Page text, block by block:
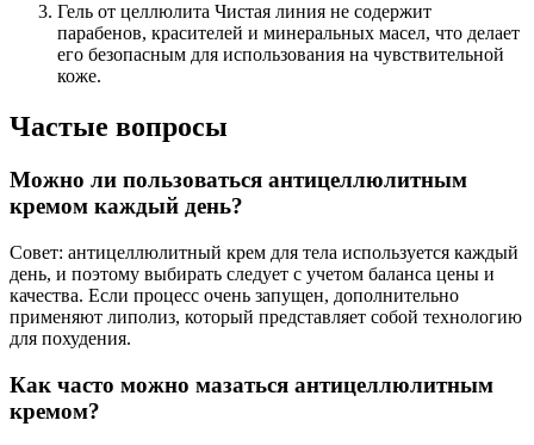
Гель от целлюлита Чистая линия не содержит
парабенов, красителей и минеральных масел, что делает
его безопасным для использования на чувствительной
коже.
Частые вопросы
Можно ли пользоваться антицеллюлитным
кремом каждый день?
Совет: антицеллюлитный крем для тела используется каждый
день, и поэтому выбирать следует с учетом баланса цены и
качества. Если процесс очень запущен, дополнительно
применяют липолиз, который представляет собой технологию
для похудения.
Как часто можно мазаться антицеллюлитным
кремом?